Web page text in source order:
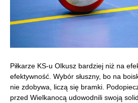
Piłkarze KS-u Olkusz bardziej niż na
efektywność. Wybór słuszny, bo na
nie zdobywa, liczą się bramki.
przed Wielkanocą udowodnili swoją